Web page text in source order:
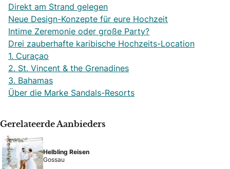
Direkt am Strand gelegen
Neue Design-Konzepte für eure Hochzeit
Intime Zeremonie oder große Party?
Drei zauberhafte karibische Hochzeits-Location
1. Curaçao
2. St. Vincent & the Grenadines
3. Bahamas
Über die Marke Sandals-Resorts
Gerelateerde Aanbieders
Helbling Reisen
Gossau